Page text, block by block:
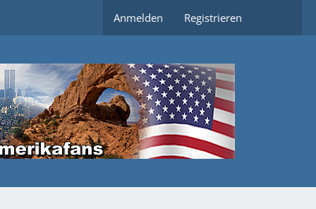
Anmelden Registrieren